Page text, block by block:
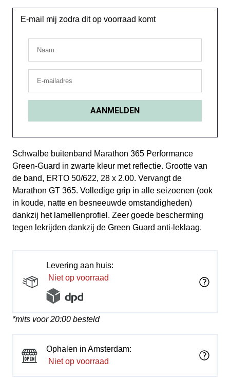
E-mail mij zodra dit op voorraad komt
Schwalbe buitenband Marathon 365 Performance
Green-Guard in zwarte kleur met reflectie. Grootte van
de band, ERTO 50/622, 28 x 2.00. Vervangt de
Marathon GT 365. Volledige grip in alle seizoenen (ook
in koude, natte en besneeuwde omstandigheden)
dankzij het lamellenprofiel. Zeer goede bescherming
tegen lekrijden dankzij de Green Guard anti-leklaag.
Levering aan huis:
Niet op voorraad
*mits voor 20:00 besteld
Ophalen in Amsterdam:
Niet op voorraad